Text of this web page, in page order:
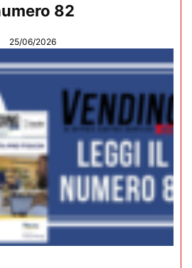
82
25/06/2026